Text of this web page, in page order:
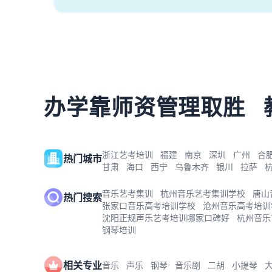
办学靠师资管理取胜
热门城市浙江艺考培训 福建 南京 深圳 广州
合
甘肃
海口 西宁 乌鲁木齐 银川 拉萨
热门搜索音乐艺考集训 杭州音乐艺考集训学校
唐
张家口音乐高考培训学校
沧州音乐高考培
沈阳正规声乐艺考培训哪家口碑好
杭州音
钢琴培训
相关专业音乐 声乐 钢琴 音乐剧 二胡 小提琴